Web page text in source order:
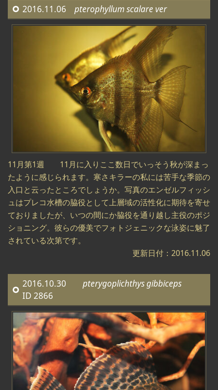
2016.11.06 pterophyllum scalare ver
11月第1週 11月に入りここ数日でいっそう秋が深まっ
たように感じられます。寒さキラーの私には苦手な季節の
入口と云ったところでしょうか。写真のエンゼルフィッシ
ュはプレコ水槽の脇役として上層域の活性化に期待を寄せ
ておりましたが、いつの間にか脇役を通り越し主役のポジ
ショニング。彼らの優美でフォトジェニックな泳姿に魅了
されている次第です。
更新日付：2016.11.06
2016.10.30 pterygoplichthys gibbiceps
ID 2866